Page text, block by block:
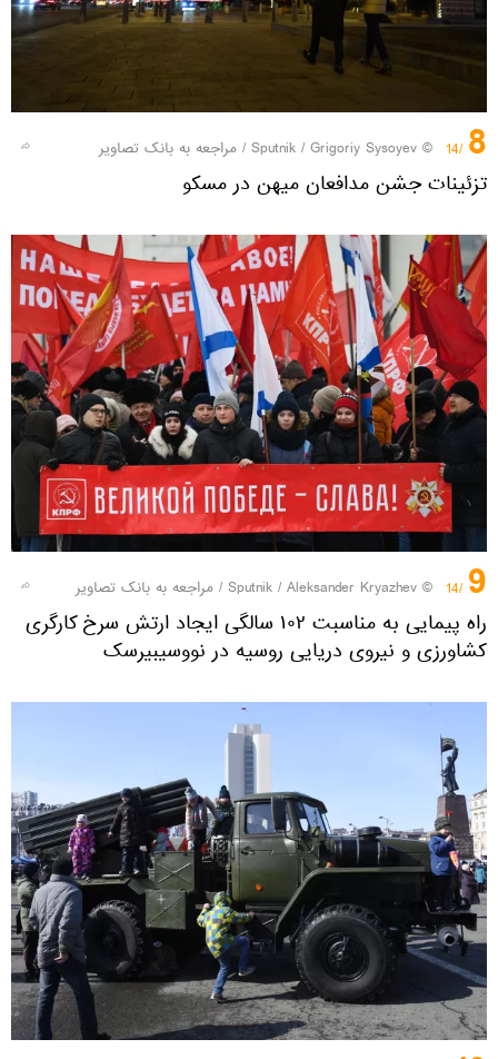
8
/14
© Sputnik / Grigoriy Sysoyev
/ مراجعه به بانک تصاویر
تزئینات جشن مدافعان میهن در مسکو
9
/14
© Sputnik / Aleksander Kryazhev
/ مراجعه به بانک تصاویر
راه پیمایی به مناسبت ۱۰۲ سالگی ایجاد ارتش سرخ کارگری
کشاورزی و نیروی دریایی روسیه در نووسیبیرسک